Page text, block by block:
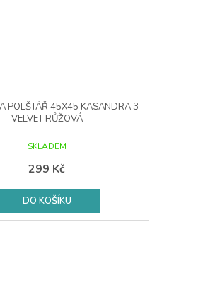
POLŠTÁŘ 45X45 KASANDRA 3
VELVET RŮŽOVÁ
SKLADEM
299 Kč
DO KOŠÍKU